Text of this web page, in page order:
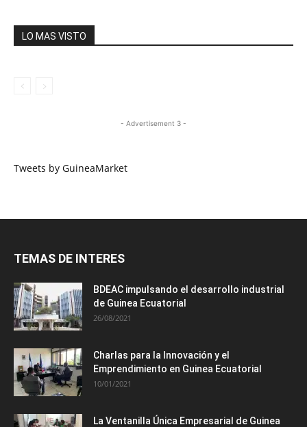
LO MAS VISTO
- Advertisement 3 -
Tweets by GuineaMarket
TEMAS DE INTERES
BDEAC impulsando el desarrollo industrial
de Guinea Ecuatorial
26/08/2021
Charlas para la Innovación y el
Emprendimiento en Guinea Ecuatorial
10/01/2021
La Ventanilla Única Empresarial de Guinea